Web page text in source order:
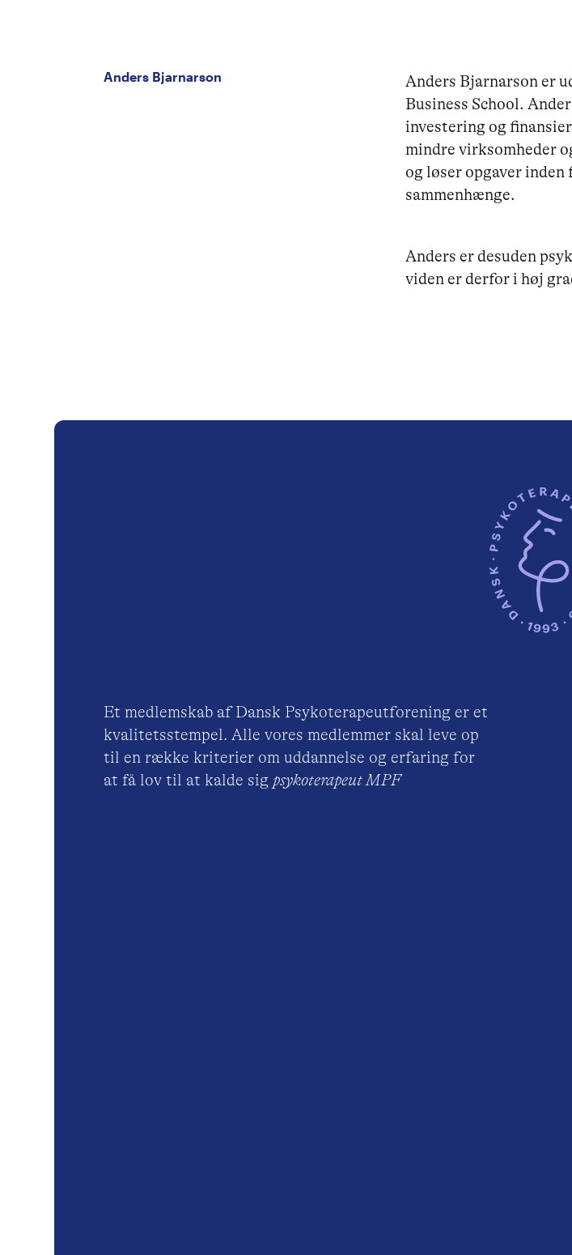
Anders Bjarnarson
Anders Bjarnarson er
Business School.
investering og
mindre virksomheder
og løser opgaver
sammenhænge.
Anders er desuden
viden er derfor i høj
Et medlemskab af Dansk Psykoterapeutforening er et
kvalitetsstempel. Alle vores medlemmer skal leve op
til en række kriterier om uddannelse og erfaring for
at få lov til at kalde sig psykoterapeut MPF